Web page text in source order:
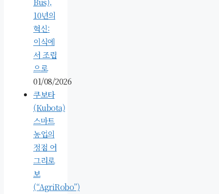
Bus),
10년의
혁신:
이식에
서 조립
으로
01/08/2026
쿠보타
(Kubota)
스마트
농업의
정점 어
그리로
보
(“AgriRobo”)